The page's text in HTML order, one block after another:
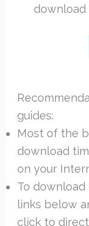
download
guides:
Most of the
download
on your
To
links below
click to